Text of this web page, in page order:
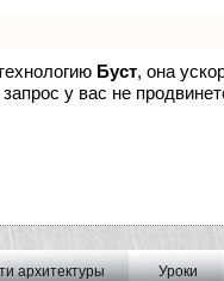
Буст, она
у вас не
архитектуры Уроки